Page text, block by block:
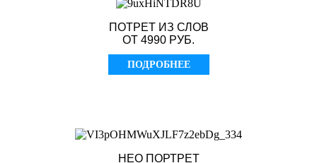
ПОТРЕТ ИЗ СЛОВ
ОТ 4990 РУБ.
ПОДРОБНЕЕ
НЕО ПОРТРЕТ